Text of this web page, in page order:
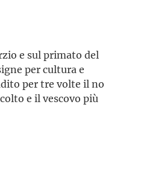
e sul primato del
per cultura e
per tre volte il no
e il vescovo più